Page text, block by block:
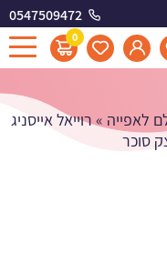
0547509472
0
מבצק
לאפייה »רוייאל אייסניג
סוכר